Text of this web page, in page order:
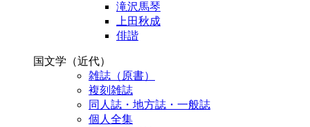
滝沢馬琴
上田秋成
俳諧
国文学（近代）
雑誌（原書）
複刻雑誌
同人誌・地方誌・一般誌
個人全集